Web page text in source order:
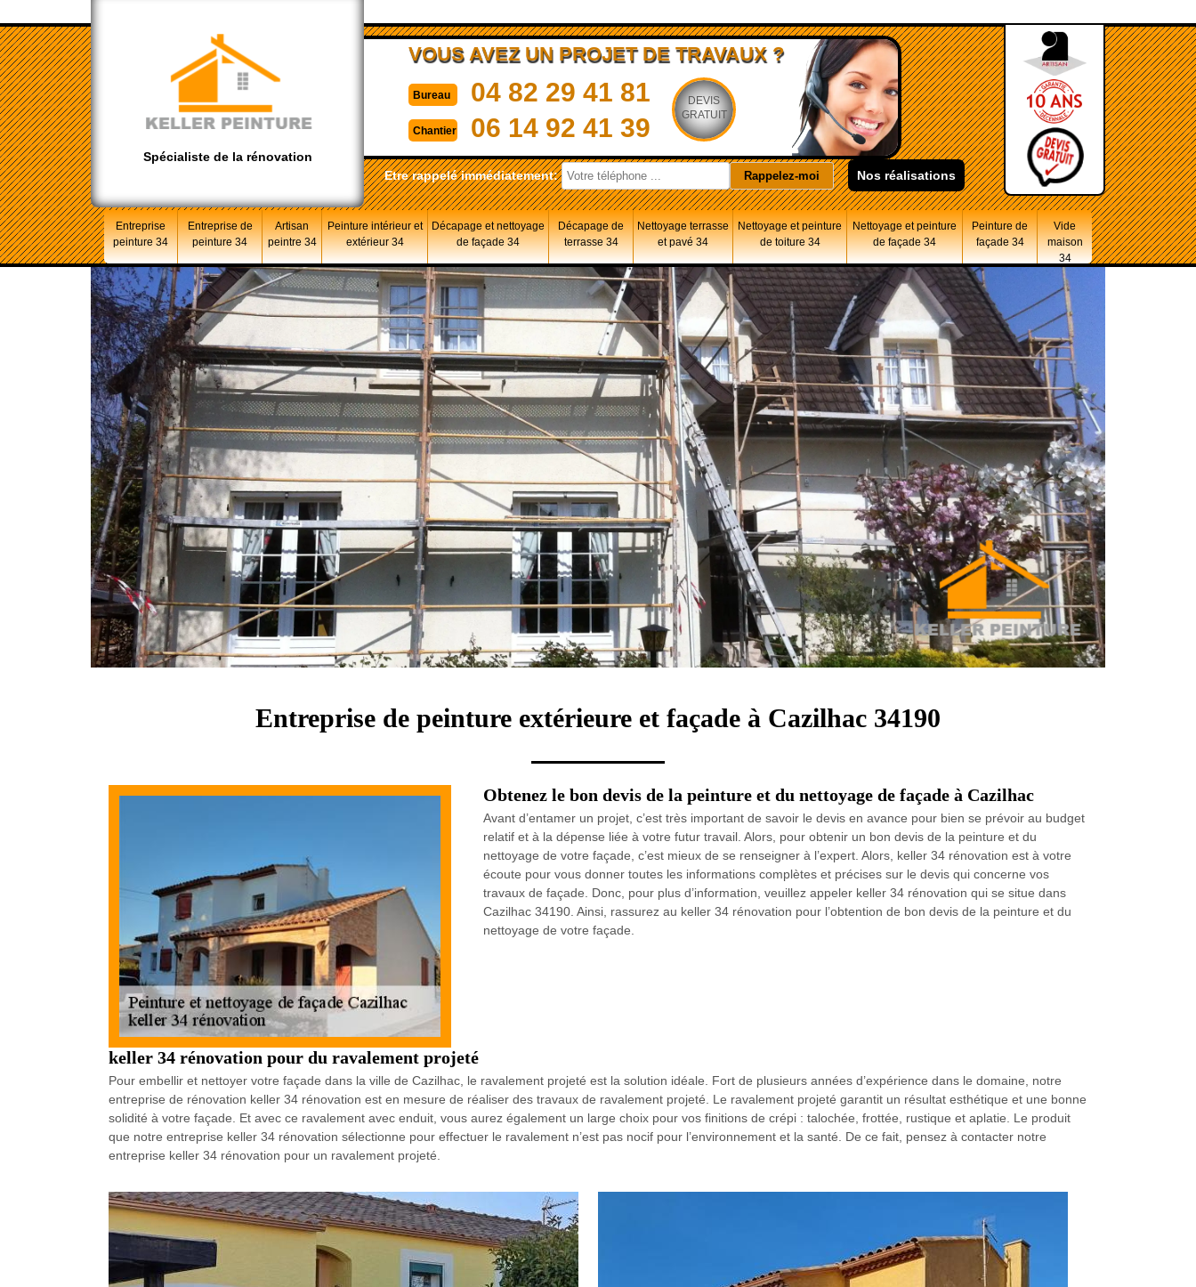
Spécialiste de la rénovation
VOUS AVEZ UN PROJET DE TRAVAUX ?
Bureau 04 82 29 41 81
Chantier 06 14 92 41 39
DEVIS
GRATUIT
Etre rappelé immédiatement: Nos réalisations
Entreprise
peinture 34
Entreprise de
peinture 34
Artisan
peintre 34
Peinture intérieur et
extérieur 34
Décapage et nettoyage
de façade 34
Décapage de
terrasse 34
Nettoyage terrasse
et pavé 34
Nettoyage et peinture
de toiture 34
Nettoyage et peinture
de façade 34
Peinture de
façade 34
Vide
maison
34
Entreprise de peinture extérieure et façade à Cazilhac 34190
Obtenez le bon devis de la peinture et du nettoyage de façade à Cazilhac
Avant d’entamer un projet, c’est très important de savoir le devis en avance pour bien se prévoir au budget
relatif et à la dépense liée à votre futur travail. Alors, pour obtenir un bon devis de la peinture et du
nettoyage de votre façade, c’est mieux de se renseigner à l’expert. Alors, keller 34 rénovation est à votre
écoute pour vous donner toutes les informations complètes et précises sur le devis qui concerne vos
travaux de façade. Donc, pour plus d’information, veuillez appeler keller 34 rénovation qui se situe dans
Cazilhac 34190. Ainsi, rassurez au keller 34 rénovation pour l’obtention de bon devis de la peinture et du
nettoyage de votre façade.
keller 34 rénovation pour du ravalement projeté
Pour embellir et nettoyer votre façade dans la ville de Cazilhac, le ravalement projeté est la solution idéale. Fort de plusieurs années d’expérience dans le domaine, notre
entreprise de rénovation keller 34 rénovation est en mesure de réaliser des travaux de ravalement projeté. Le ravalement projeté garantit un résultat esthétique et une bonne
solidité à votre façade. Et avec ce ravalement avec enduit, vous aurez également un large choix pour vos finitions de crépi : talochée, frottée, rustique et aplatie. Le produit
que notre entreprise keller 34 rénovation sélectionne pour effectuer le ravalement n’est pas nocif pour l’environnement et la santé. De ce fait, pensez à contacter notre
entreprise keller 34 rénovation pour un ravalement projeté.